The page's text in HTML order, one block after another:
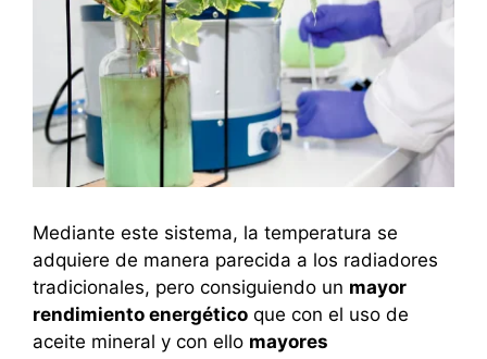
Mediante este sistema, la temperatura se
adquiere de manera parecida a los radiadores
tradicionales, pero consiguiendo un mayor
rendimiento energético que con el uso de
aceite mineral y con ello mayores